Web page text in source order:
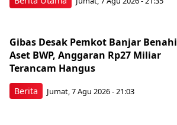
Berita
Gibas Desak Pemkot Banjar Benahi
Aset BWP, Anggaran Rp27 Miliar
Terancam Hangus
Jumat, 7 Agu 2026 - 21:03